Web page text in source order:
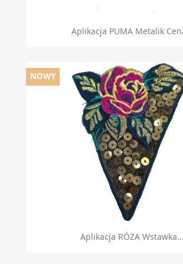
Aplikacja PUMA Metalik
Aplikacja RÓŻA Wstawka...
NOWY